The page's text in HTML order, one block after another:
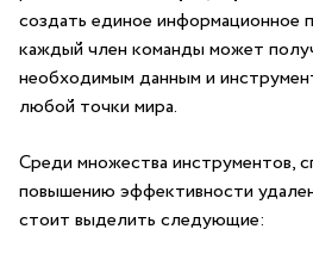
создать единое информационное
каждый член команды ⁢может
необходимым данным и
любой точки мира.
Среди множества инструментов,
повышению эффективности
стоит выделить следующие: